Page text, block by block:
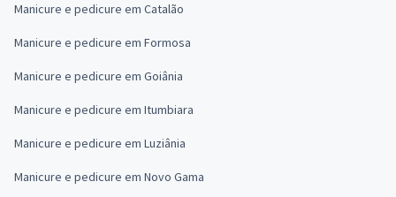
Manicure e pedicure em Catalão
Manicure e pedicure em Formosa
Manicure e pedicure em Goiânia
Manicure e pedicure em Itumbiara
Manicure e pedicure em Luziânia
Manicure e pedicure em Novo Gama